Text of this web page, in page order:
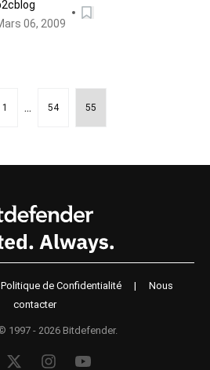
06, 2009
1 ... 54 55
Politique de Confidentialité |
Nous
contacter
1997 - 2026 Bitdefender.